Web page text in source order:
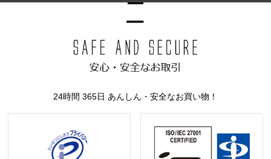
24時間 365日 あんしん・安全なお買い物！